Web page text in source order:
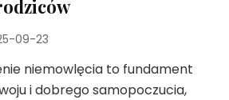
09-23
niemowlęcia to fundament
i dobrego samopoczucia,